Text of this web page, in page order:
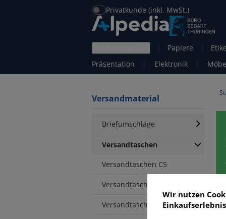
Privatkunde (inkl. MwSt.)
| Papiere |
Präsentation
| Elektronik |
Versandmaterial
Briefumschläge
Versandtaschen
Versandtaschen C5
Versandtaschen C4
Versandtaschen B5
Wir nutzen